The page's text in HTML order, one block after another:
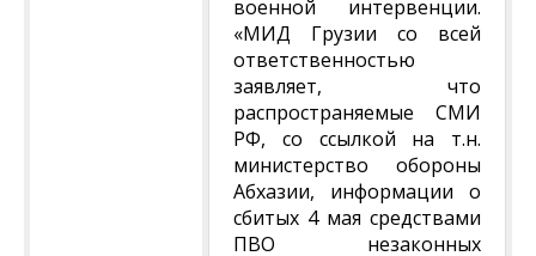
военной интервенции.
«МИД Грузии со всей
ответственностью
заявляет, что
распространяемые СМИ
РФ, со ссылкой на т.н.
министерство обороны
Абхазии, информации о
сбитых 4 мая средствами
ПВО незаконных